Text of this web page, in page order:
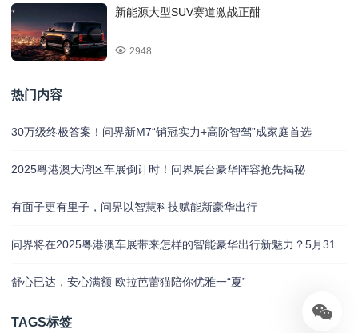
新能源大型SUV赛道激战正酣
2948
热门内容
30万级终极答案！问界新M7“销冠实力+高阶智驾”成家庭首选
2025粤港澳大湾区车展倒计时！问界展台豪华阵容抢先揭秘
有面子更有里子，问界以智慧科技赋能新豪华出行
舒心已达，安心满额 欧拉芭蕾猫陪你优雅一“夏”
TAGS标签